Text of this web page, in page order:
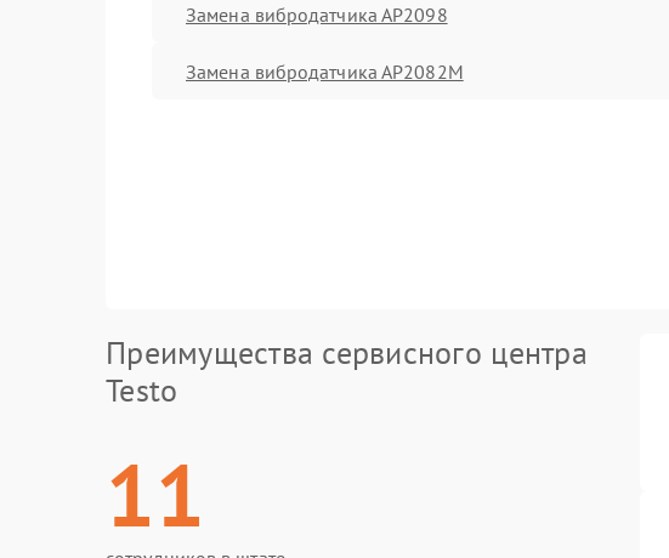
Замена вибродатчика АР2098
Замена вибродатчика АР2082М
Преимущества сервисного центра
Testo
11